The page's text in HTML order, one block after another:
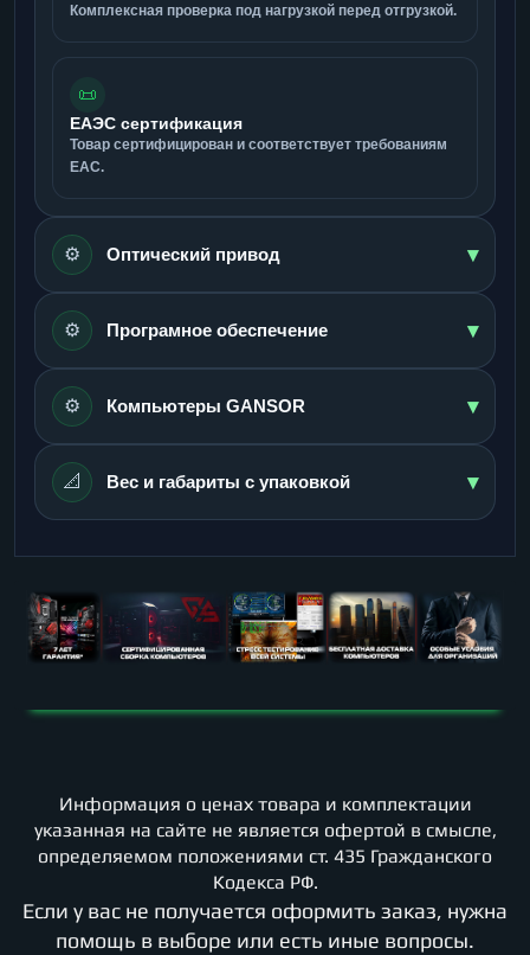
Комплексная проверка под нагрузкой перед отгрузкой.
📜
ЕАЭС сертификация
Товар сертифицирован и соответствует требованиям
ЕАС.
⚙️ Оптический привод ▾
⚙️ Програмное обеспечение ▾
⚙️ Компьютеры GANSOR ▾
📐 Вес и габариты с упаковкой ▾
Информация о ценах товара и комплектации
указанная на сайте не является офертой в смысле,
определяемом положениями ст. 435 Гражданского
Кодекса РФ.
Если у вас не получается оформить заказ, нужна
помощь в выборе или есть иные вопросы.